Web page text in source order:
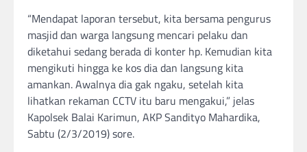
“Mendapat laporan tersebut, kita bersama pengurus
masjid dan warga langsung mencari pelaku dan
diketahui sedang berada di konter hp. Kemudian kita
mengikuti hingga ke kos dia dan langsung kita
amankan. Awalnya dia gak ngaku, setelah kita
lihatkan rekaman CCTV itu baru mengakui,” jelas
Kapolsek Balai Karimun, AKP Sandityo Mahardika,
Sabtu (2/3/2019) sore.